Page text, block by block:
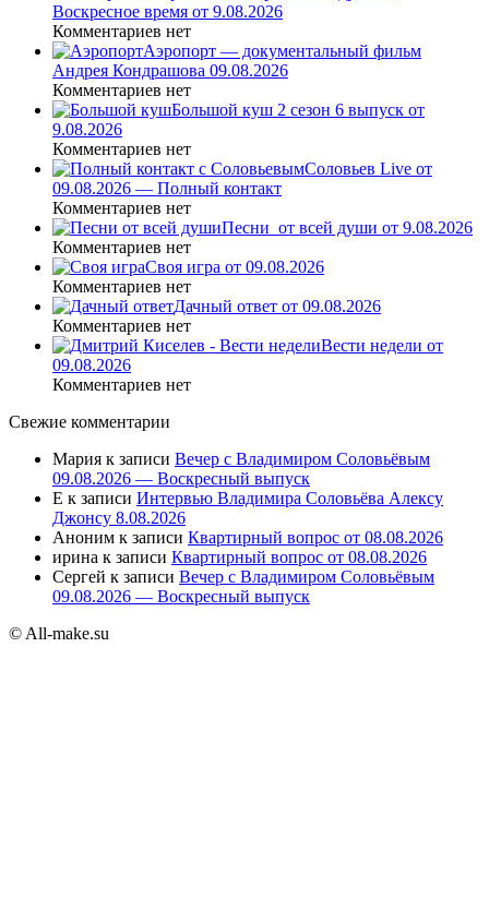
Воскресное время от 9.08.2026
Комментариев нет
Аэропорт — документальный фильм
Андрея Кондрашова 09.08.2026
Комментариев нет
Большой куш 2 сезон 6 выпуск от
9.08.2026
Комментариев нет
Соловьев Live от
09.08.2026 — Полный контакт
Комментариев нет
Песни_от всей души от 9.08.2026
Комментариев нет
Своя игра от 09.08.2026
Комментариев нет
Дачный ответ от 09.08.2026
Комментариев нет
Вести недели от
09.08.2026
Комментариев нет
Свежие комментарии
Мария к записи Вечер с Владимиром Соловьёвым
09.08.2026 — Воскресный выпуск
E к записи Интервью Владимира Соловьёва Алексу
Джонсу 8.08.2026
Аноним к записи Квартирный вопрос от 08.08.2026
ирина к записи Квартирный вопрос от 08.08.2026
Сергей к записи Вечер с Владимиром Соловьёвым
09.08.2026 — Воскресный выпуск
© All-make.su